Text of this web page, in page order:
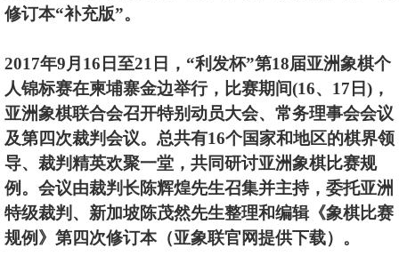
修订本“补充版”。
2017年9月16日至21日，“利发杯”第18届亚洲象棋个
人锦标赛在柬埔寨金边举行，比赛期间(16、17日)，
亚洲象棋联合会召开特别动员大会、常务理事会会议
及第四次裁判会议。总共有16个国家和地区的棋界领
导、裁判精英欢聚一堂，共同研讨亚洲象棋比赛规
例。会议由裁判长陈辉煌先生召集并主持，委托亚洲
特级裁判、新加坡陈茂然先生整理和编辑《象棋比赛
规例》第四次修订本（亚象联官网提供下载）。